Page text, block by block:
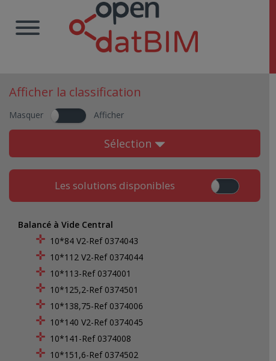
Afficher la classification
Masquer Afficher
Sélection
Les solutions disponibles
Balancé à Vide Central
10*84 V2-Ref 0374043
10*112 V2-Ref 0374044
10*113-Ref 0374001
10*125,2-Ref 0374501
10*138,75-Ref 0374006
10*140 V2-Ref 0374045
10*141-Ref 0374008
10*151,6-Ref 0374502